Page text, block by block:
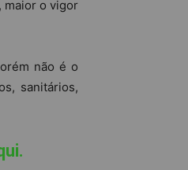
maior o vigor
não é o
sanitários,